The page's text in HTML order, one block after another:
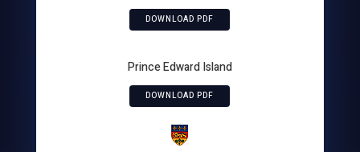
DOWNLOAD PDF
Prince Edward Island
DOWNLOAD PDF